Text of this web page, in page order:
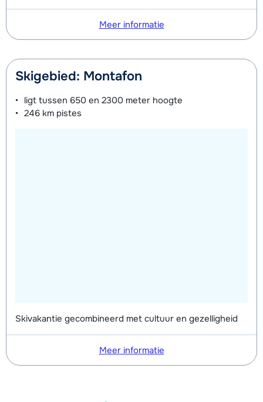
Meer informatie
Skigebied: Montafon
ligt tussen 650 en 2300 meter hoogte
246 km pistes
Skivakantie gecombineerd met cultuur en gezelligheid
Meer informatie